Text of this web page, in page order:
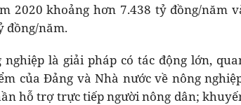
2020 khoảng hơn 7.438 tỷ đồng/năm
đồng/năm.
là giải pháp có tác động lớn,
của Đảng và Nhà nước về nông
hỗ trợ trực tiếp người nông dân;